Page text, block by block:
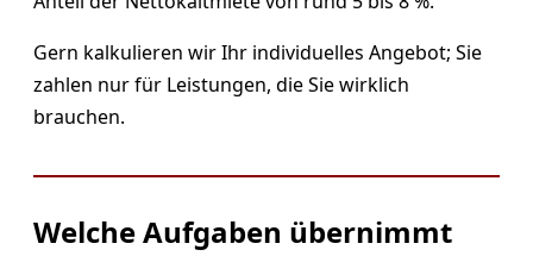
Gern kalkulieren wir Ihr individuelles Angebot; Sie
zahlen nur für Leistungen, die Sie wirklich
brauchen.
Welche Aufgaben übernimmt